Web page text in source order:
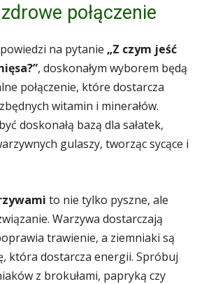
połączenie
na pytanie „Z czym jeść
, doskonałym wyborem będą
połączenie, które dostarcza
witamin i minerałów.
doskonałą bazą dla sałatek,
gulaszy, tworząc sycące i
to nie tylko pyszne, ale
Warzywa dostarczają
trawienie, a ziemniaki są
która dostarcza energii. Spróbuj
z brokułami, papryką czy